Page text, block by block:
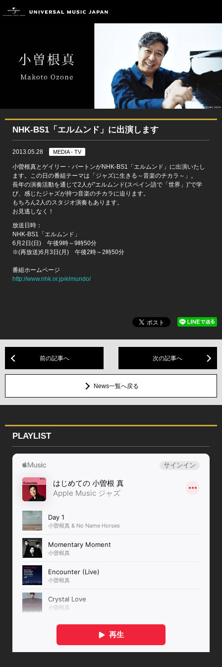
NHK-BS1「エルムンド」に出演します
2013.05.28 MEDIA - TV
小曽根真とゲイリー・バートンがNHK-BS1「エルムンド」に出演いたし
ます。この日の番組テーマは「ジャズに生きる～音楽のチカラ～」。
長年の演奏活動を通じて2人が”エルムンド(スペイン語で「世界」)”で学
び、感じたジャズが持つ音楽のチカラに迫ります。
もちろん2人のスタジオ演奏もあります。
お見逃しなく！
放送日時：
NHK-BS1「エルムンド」
6月2日(日) 午後9時～9時50分
※(再放送)6月3日(月) 午後2時～2時50分
番組ホームページ
http://www.nhk.or.jp/elmundo/
前の記事へ 次の記事へ
News一覧へ戻る
PLAYLIST